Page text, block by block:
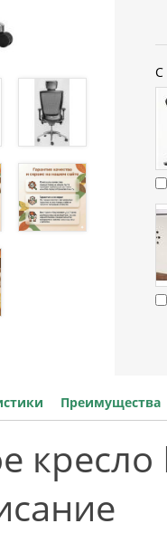
С
Преимущества